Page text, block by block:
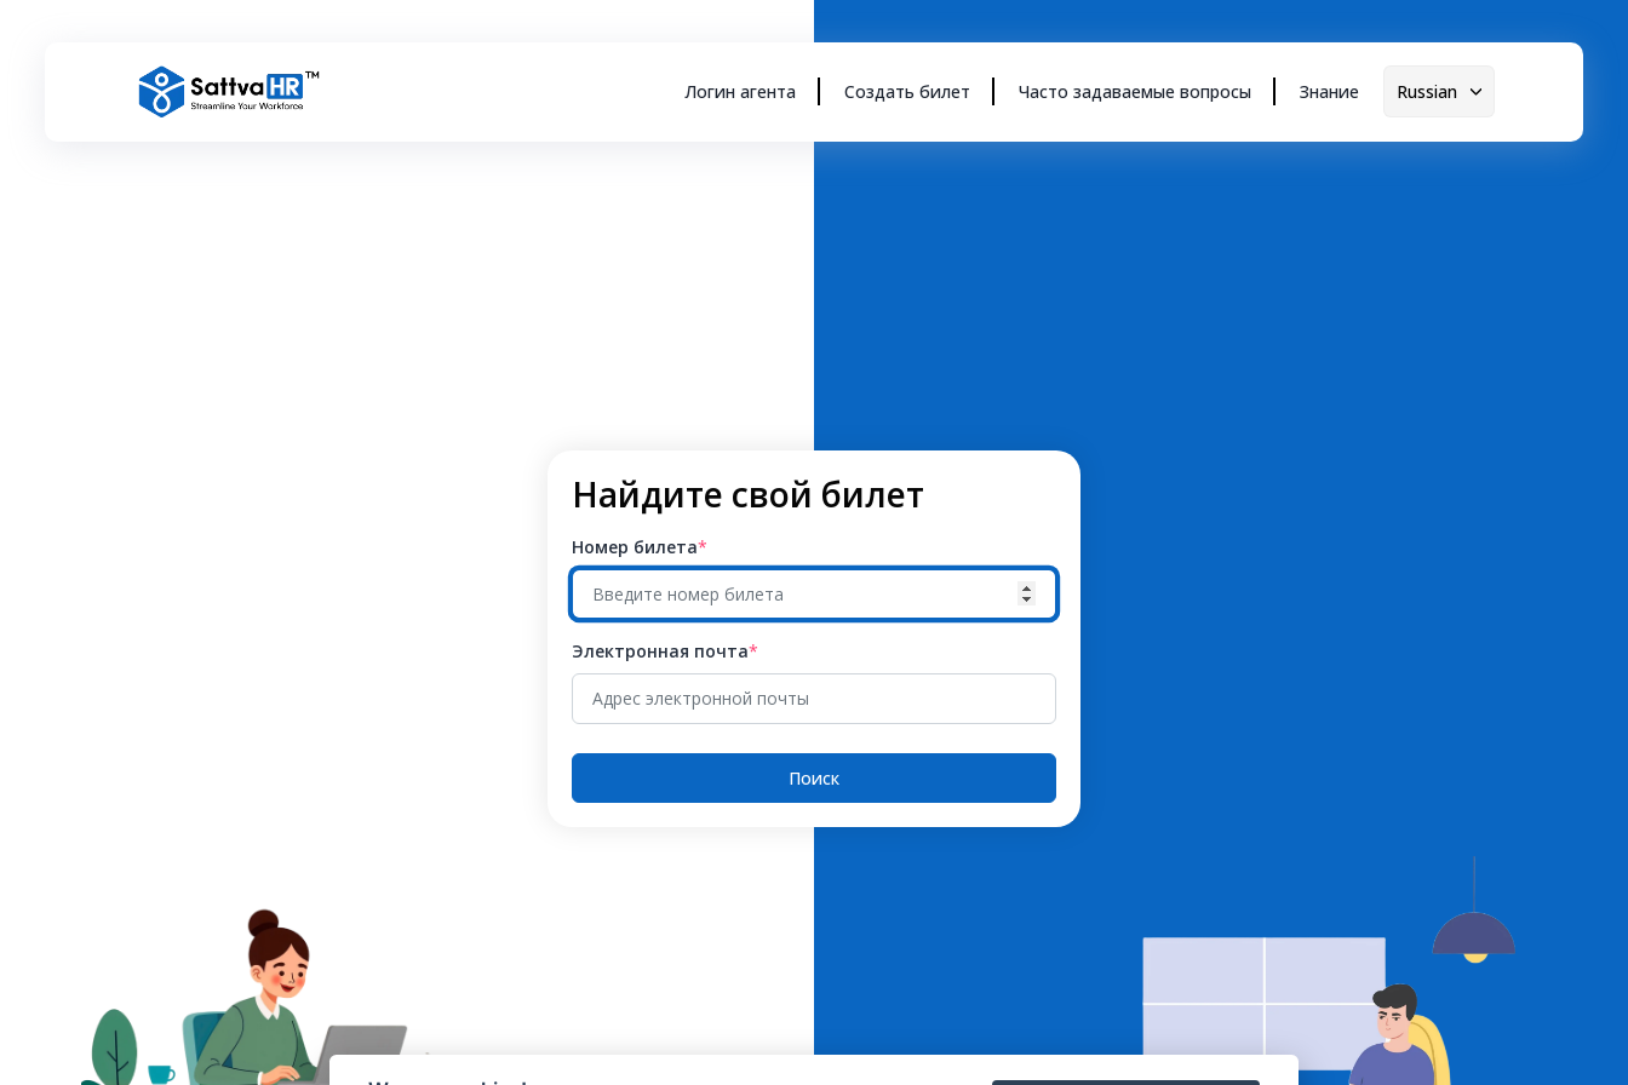
Логин агента Создать билет Часто задаваемые вопросы Знание Russian
Найдите свой билет
Номер билета*
Электронная почта*
Поиск